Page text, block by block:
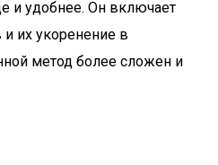
и удобнее. Он включает
их укоренение в
метод более сложен и